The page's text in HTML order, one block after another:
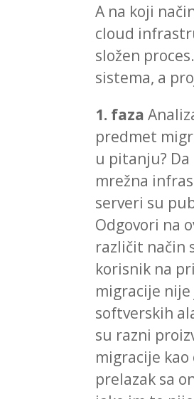
A na koji
cloud
složen
sistema, a
1. faza
predmet
u pitanju?
mrežna
serveri su
Odgovori na
različit način
korisnik na
migracije
softverskih
su razni
migracije
prelazak sa